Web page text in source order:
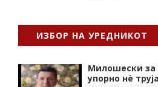
ИЗБОР НА УРЕДНИКОТ
Милошески за
упорно нѐ